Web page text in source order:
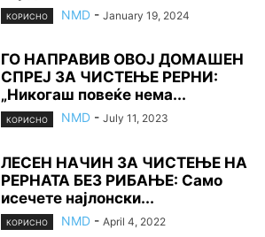
КОРИСНО NMD - January 19, 2024
ГО НАПРАВИВ ОВОЈ ДОМАШЕН
СПРЕЈ ЗА ЧИСТЕЊЕ РЕРНИ:
„Никогаш повеќе нема...
КОРИСНО NMD - July 11, 2023
ЛЕСЕН НАЧИН ЗА ЧИСТЕЊЕ НА
РЕРНАТА БЕЗ РИБАЊЕ: Само
исечете најлонски...
КОРИСНО NMD - April 4, 2022